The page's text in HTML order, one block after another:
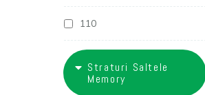
32 cm
110
Straturi Saltele
Memory